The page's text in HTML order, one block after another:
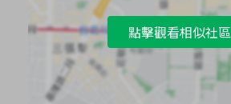
點擊觀看相似社區